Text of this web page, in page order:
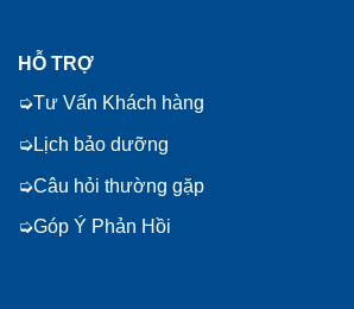
HỖ TRỢ
Tư Vấn Khách hàng
Lịch bảo dưỡng
Câu hỏi thường gặp
Góp Ý Phản Hồi